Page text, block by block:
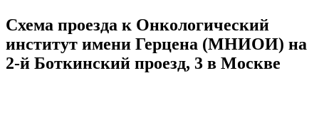
Схема проезда к Онкологический
институт имени Герцена (МНИОИ) на
2-й Боткинский проезд, 3 в Москве